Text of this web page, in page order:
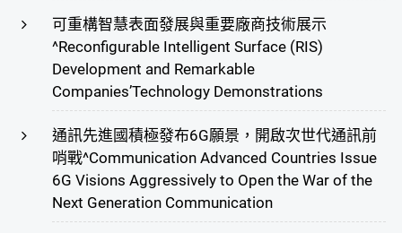
可重構智慧表面發展與重要廠商技術展示
^Reconfigurable Intelligent Surface (RIS)
Development and Remarkable
Companies’Technology Demonstrations
通訊先進國積極發布6G願景，開啟次世代通訊前
哨戰^Communication Advanced Countries Issue
6G Visions Aggressively to Open the War of the
Next Generation Communication